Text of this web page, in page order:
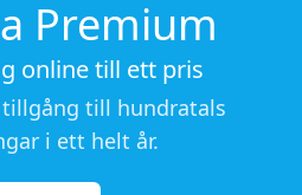
Premium
online till ett pris
tillgång till hundratals
i ett helt år.